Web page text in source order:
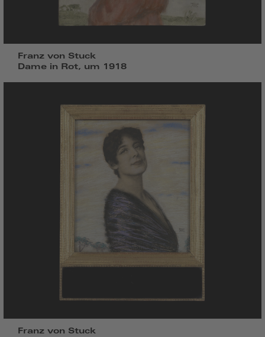
Franz von Stuck
Dame in Rot, um 1918
Franz von Stuck